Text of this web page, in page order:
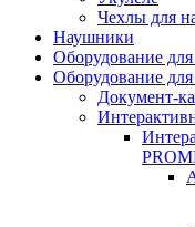
Чехлы для
Наушники
Оборудование для
Оборудование
Документ-